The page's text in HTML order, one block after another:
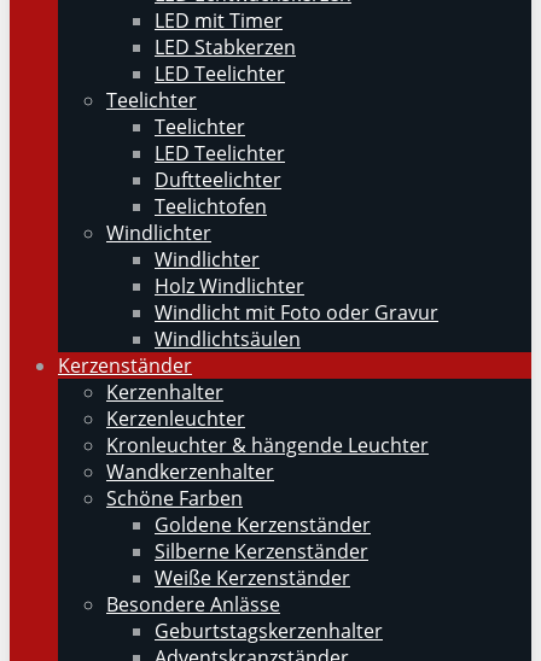
LED mit Timer
LED Stabkerzen
LED Teelichter
Teelichter
Teelichter
LED Teelichter
Duftteelichter
Teelichtofen
Windlichter
Windlichter
Holz Windlichter
Windlicht mit Foto oder Gravur
Windlichtsäulen
Kerzenständer
Kerzenhalter
Kerzenleuchter
Kronleuchter & hängende Leuchter
Wandkerzenhalter
Schöne Farben
Goldene Kerzenständer
Silberne Kerzenständer
Weiße Kerzenständer
Besondere Anlässe
Geburtstagskerzenhalter